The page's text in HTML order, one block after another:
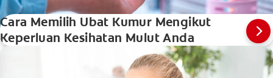
Cara Memilih Ubat Kumur Mengikut
Keperluan Kesihatan Mulut Anda